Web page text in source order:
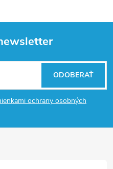
ochrany osobných
ODOBERAŤ